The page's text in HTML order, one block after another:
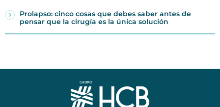
Prolapso: cinco cosas que debes saber antes de
pensar que la cirugía es la única solución